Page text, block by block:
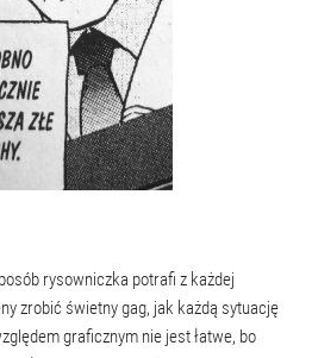
rysowniczka potrafi z każdej
zrobić świetny gag, jak każdą sytuację
graficznym nie jest łatwe, bo